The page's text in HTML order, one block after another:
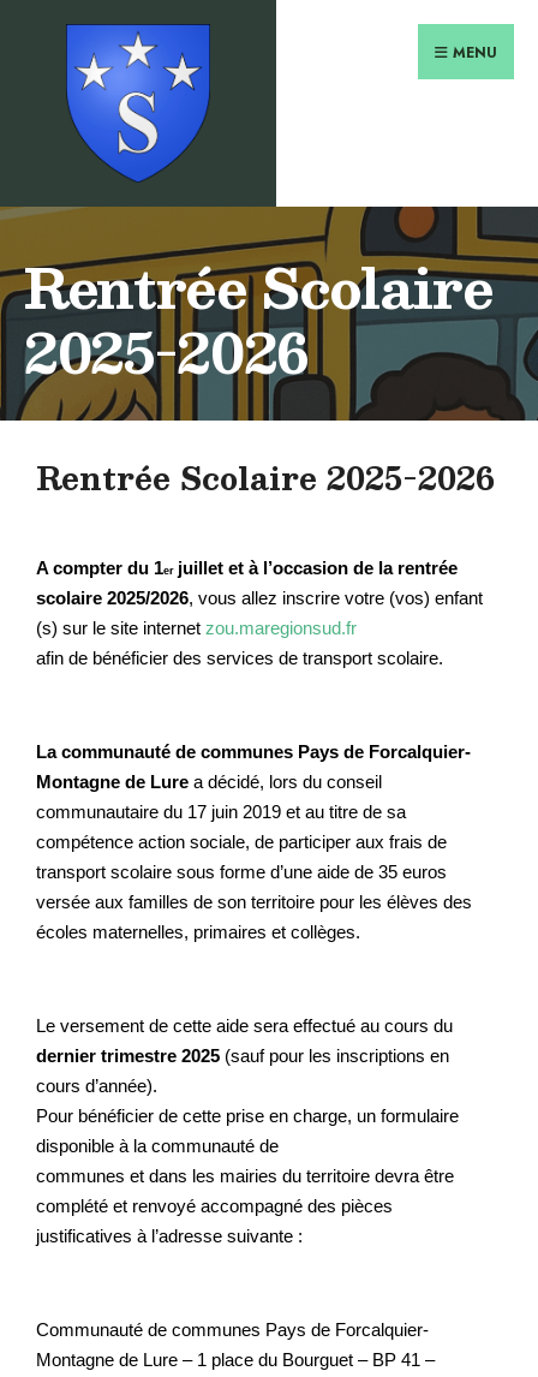
MENU
Rentrée Scolaire
2025-2026
Rentrée Scolaire 2025-2026
A compter du 1er juillet et à l’occasion de la rentrée
scolaire 2025/2026, vous allez inscrire votre (vos) enfant
(s) sur le site internet zou.maregionsud.fr
afin de bénéficier des services de transport scolaire.
La communauté de communes Pays de Forcalquier-
Montagne de Lure a décidé, lors du conseil
communautaire du 17 juin 2019 et au titre de sa
compétence action sociale, de participer aux frais de
transport scolaire sous forme d’une aide de 35 euros
versée aux familles de son territoire pour les élèves des
écoles maternelles, primaires et collèges.
Le versement de cette aide sera effectué au cours du
dernier trimestre 2025 (sauf pour les inscriptions en
cours d’année).
Pour bénéficier de cette prise en charge, un formulaire
disponible à la communauté de
communes et dans les mairies du territoire devra être
complété et renvoyé accompagné des pièces
justificatives à l’adresse suivante :
Communauté de communes Pays de Forcalquier-
Montagne de Lure – 1 place du Bourguet – BP 41 –